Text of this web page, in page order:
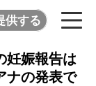
供する
妊娠報告は
ナの発表で